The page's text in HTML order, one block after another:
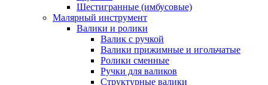
Шестигранные (имбусовые)
Малярный инструмент
Валики и ролики
Валик с ручкой
Валики прижимные и игольчатые
Ролики сменные
Ручки для валиков
Структурные валики